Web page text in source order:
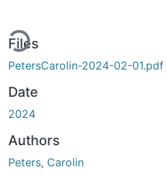
Files
PetersCarolin-2024-02-01.pdf
Date
2024
Authors
Peters, Carolin